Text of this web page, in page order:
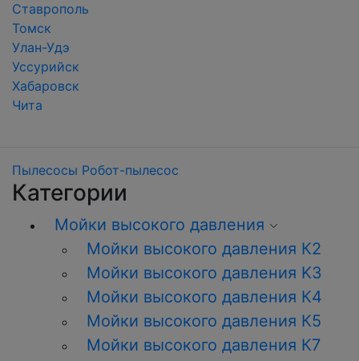
Ставрополь
Томск
Улан-Удэ
Уссурийск
Хабаровск
Чита
Пылесосы Робот-пылесос
Категории
Мойки высокого давления
Мойки высокого давления К2
Мойки высокого давления K3
Мойки высокого давления К4
Мойки высокого давления К5
Мойки высокого давления К7